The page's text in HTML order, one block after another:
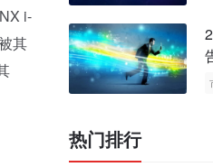
i-
其
热门排行